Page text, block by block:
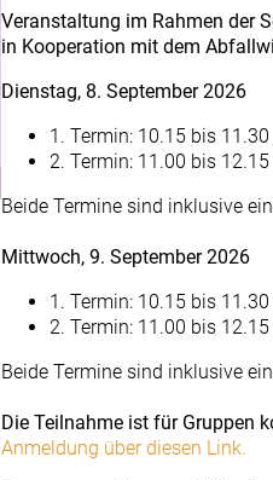
Veranstaltung im Rahmen der
in Kooperation mit dem
Dienstag, 8. September 2026
1. Termin: 10.15 bis
2. Termin: 11.00 bis
Beide Termine sind inklusive
Mittwoch, 9. September 2026
1. Termin: 10.15 bis
2. Termin: 11.00 bis
Beide Termine sind inklusive
Die Teilnahme ist für Gruppen
Anmeldung über diesen Link.